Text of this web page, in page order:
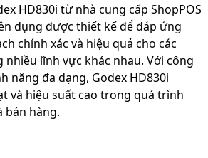
HD830i từ nhà cung cấp ShopPOS
dụng được thiết kế để đáp ứng
chính xác và hiệu quả cho các
lĩnh vực khác nhau. Với công
năng đa dạng, Godex HD830i
và hiệu suất cao trong quá trình
bán hàng.